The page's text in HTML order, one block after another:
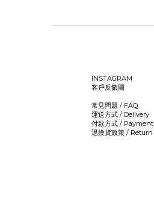
INSTAGRAM
客戶反饋圖
常見問題 / FAQ
運送方式 / Delivery
付款方式 / Payment
退換貨政策 / Return